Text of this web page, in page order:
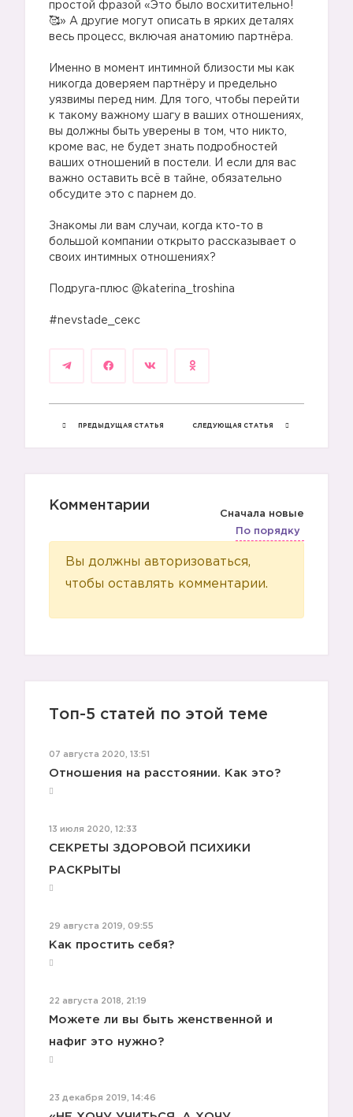
простой фразой «Это было восхитительно!
🥰» А другие могут описать в ярких деталях
весь процесс, включая анатомию партнёра.
Именно в момент интимной близости мы как
никогда доверяем партнёру и предельно
уязвимы перед ним. Для того, чтобы перейти
к такому важному шагу в ваших отношениях,
вы должны быть уверены в том, что никто,
кроме вас, не будет знать подробностей
ваших отношений в постели. И если для вас
важно оставить всё в тайне, обязательно
обсудите это с парнем до.
Знакомы ли вам случаи, когда кто-то в
большой компании открыто рассказывает о
своих интимных отношениях?
Подруга-плюс @katerina_troshina
#nevstade_секс
ПРЕДЫДУЩАЯ СТАТЬЯ СЛЕДУЮЩАЯ СТАТЬЯ
Комментарии
Сначала новые
По порядку
Вы должны авторизоваться,
чтобы оставлять комментарии.
Топ-5 статей по этой теме
07 августа 2020, 13:51
Отношения на расстоянии. Как это?
13 июля 2020, 12:33
СЕКРЕТЫ ЗДОРОВОЙ ПСИХИКИ
РАСКРЫТЫ
29 августа 2019, 09:55
Как простить себя?
22 августа 2018, 21:19
Можете ли вы быть женственной и
нафиг это нужно?
23 декабря 2019, 14:46